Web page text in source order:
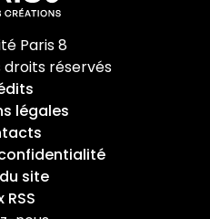
Paris 8
réservés
légales
site
RSS